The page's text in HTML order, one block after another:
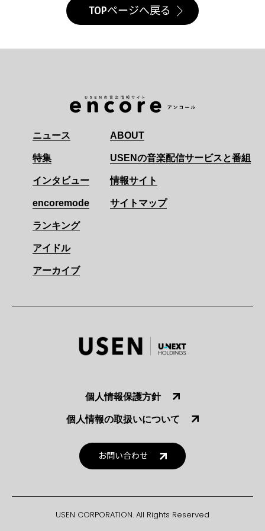
TOPページへ戻る
ニュース
特集
インタビュー
encoremode
ランキング
アイドル
アーカイブ
ABOUT
USENの音楽配信サービスと番組
情報サイト
サイトマップ
個人情報保護方針
個人情報の取扱いについて
お問い合わせ
USEN CORPORATION. All Rights Reserved